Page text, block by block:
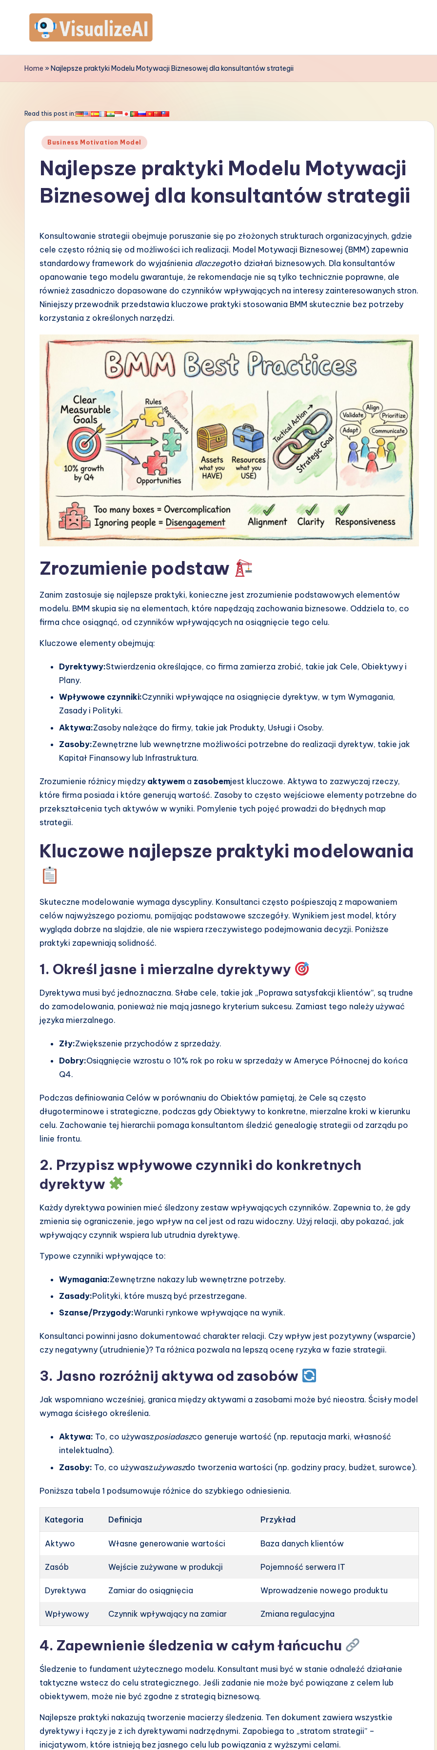
contentV
is
a
ft
w
Home »Najlepsze praktyki Modelu Motywacji Biznesowej dla konsultantów strategii
Read this post in:
Posted
Business Motivation Model
Najlepsze praktyki Modelu Motywacji
Biznesowej dla konsultantów strategii
Konsultowanie strategii obejmuje poruszanie się po złożonych strukturach organizacyjnych, gdzie
cele często różnią się od możliwości ich realizacji. Model Motywacji Biznesowej (BMM) zapewnia
standardowy framework do wyjaśnienia dlaczegotło działań biznesowych. Dla konsultantów
opanowanie tego modelu gwarantuje, że rekomendacje nie są tylko technicznie poprawne, ale
również zasadniczo dopasowane do czynników wpływających na interesy zainteresowanych stron.
Niniejszy przewodnik przedstawia kluczowe praktyki stosowania BMM skutecznie bez potrzeby
korzystania z określonych narzędzi.
Zrozumienie podstaw
Zanim zastosuje się najlepsze praktyki, konieczne jest zrozumienie podstawowych elementów
modelu. BMM skupia się na elementach, które napędzają zachowania biznesowe. Oddziela to, co
firma chce osiągnąć, od czynników wpływających na osiągnięcie tego celu.
Kluczowe elementy obejmują:
Dyrektywy:Stwierdzenia określające, co firma zamierza zrobić, takie jak Cele, Obiektywy i
Plany.
Wpływowe czynniki:Czynniki wpływające na osiągnięcie dyrektyw, w tym Wymagania,
Zasady i Polityki.
Aktywa:Zasoby należące do firmy, takie jak Produkty, Usługi i Osoby.
Zasoby:Zewnętrzne lub wewnętrzne możliwości potrzebne do realizacji dyrektyw, takie jak
Kapitał Finansowy lub Infrastruktura.
Zrozumienie różnicy między aktywem a zasobemjest kluczowe. Aktywa to zazwyczaj rzeczy,
które firma posiada i które generują wartość. Zasoby to często wejściowe elementy potrzebne do
przekształcenia tych aktywów w wyniki. Pomylenie tych pojęć prowadzi do błędnych map
strategii.
Kluczowe najlepsze praktyki modelowania
Skuteczne modelowanie wymaga dyscypliny. Konsultanci często pośpieszają z mapowaniem
celów najwyższego poziomu, pomijając podstawowe szczegóły. Wynikiem jest model, który
wygląda dobrze na slajdzie, ale nie wspiera rzeczywistego podejmowania decyzji. Poniższe
praktyki zapewniają solidność.
1. Określ jasne i mierzalne dyrektywy
Dyrektywa musi być jednoznaczna. Słabe cele, takie jak „Poprawa satysfakcji klientów”, są trudne
do zamodelowania, ponieważ nie mają jasnego kryterium sukcesu. Zamiast tego należy używać
języka mierzalnego.
Zły:Zwiększenie przychodów z sprzedaży.
Dobry:Osiągnięcie wzrostu o 10% rok po roku w sprzedaży w Ameryce Północnej do końca
Q4.
Podczas definiowania Celów w porównaniu do Obiektów pamiętaj, że Cele są często
długoterminowe i strategiczne, podczas gdy Obiektywy to konkretne, mierzalne kroki w kierunku
celu. Zachowanie tej hierarchii pomaga konsultantom śledzić genealogię strategii od zarządu po
linie frontu.
2. Przypisz wpływowe czynniki do konkretnych
dyrektyw
Każdy dyrektywa powinien mieć śledzony zestaw wpływających czynników. Zapewnia to, że gdy
zmienia się ograniczenie, jego wpływ na cel jest od razu widoczny. Użyj relacji, aby pokazać, jak
wpływający czynnik wspiera lub utrudnia dyrektywę.
Typowe czynniki wpływające to:
Wymagania:Zewnętrzne nakazy lub wewnętrzne potrzeby.
Zasady:Polityki, które muszą być przestrzegane.
Szanse/Przygody:Warunki rynkowe wpływające na wynik.
Konsultanci powinni jasno dokumentować charakter relacji. Czy wpływ jest pozytywny (wsparcie)
czy negatywny (utrudnienie)? Ta różnica pozwala na lepszą ocenę ryzyka w fazie strategii.
3. Jasno rozróżnij aktywa od zasobów
Jak wspomniano wcześniej, granica między aktywami a zasobami może być nieostra. Ścisły model
wymaga ścisłego określenia.
Aktywa: To, co używaszposiadaszco generuje wartość (np. reputacja marki, własność
intelektualna).
Zasoby: To, co używaszużywaszdo tworzenia wartości (np. godziny pracy, budżet, surowce).
Poniższa tabela 1 podsumowuje różnice do szybkiego odniesienia.
Kategoria Definicja Przykład
Aktywo Własne generowanie wartości Baza danych klientów
Zasób Wejście zużywane w produkcji Pojemność serwera IT
Dyrektywa Zamiar do osiągnięcia Wprowadzenie nowego produktu
Wpływowy Czynnik wpływający na zamiar Zmiana regulacyjna
4. Zapewnienie śledzenia w całym łańcuchu
Śledzenie to fundament użytecznego modelu. Konsultant musi być w stanie odnaleźć działanie
taktyczne wstecz do celu strategicznego. Jeśli zadanie nie może być powiązane z celem lub
obiektywem, może nie być zgodne z strategią biznesową.
Najlepsze praktyki nakazują tworzenie macierzy śledzenia. Ten dokument zawiera wszystkie
dyrektywy i łączy je z ich dyrektywami nadrzędnymi. Zapobiega to „stratom strategii” –
inicjatywom, które istnieją bez jasnego celu lub powiązania z wyższymi celami.